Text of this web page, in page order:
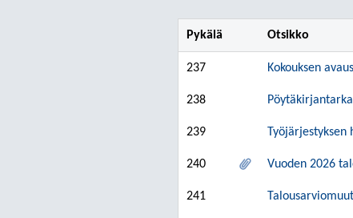
Pykälä Otsikko
237 Kokouksen
238
239 Työjärjestyksen
240 Vuoden 2026
241